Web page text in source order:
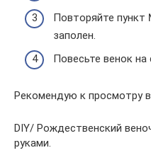
Повторяйте пункт
заполен.
Повесьте венок на
Рекомендую к просмотру
DIY/ Рождественский
руками.